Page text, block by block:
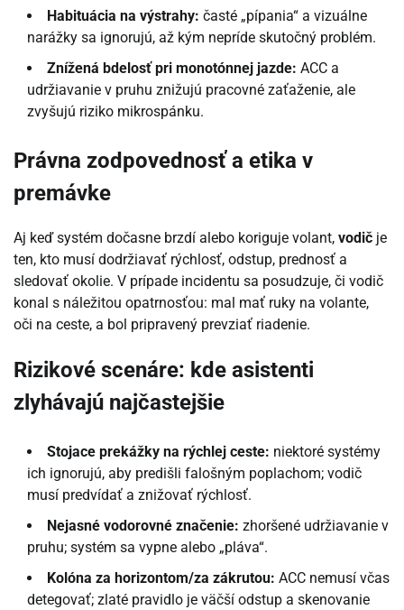
Habituácia na výstrahy: časté „pípania“ a vizuálne
narážky sa ignorujú, až kým nepríde skutočný problém.
Znížená bdelosť pri monotónnej jazde: ACC a
udržiavanie v pruhu znižujú pracovné zaťaženie, ale
zvyšujú riziko mikrospánku.
Právna zodpovednosť a etika v
premávke
Aj keď systém dočasne brzdí alebo koriguje volant, vodič je
ten, kto musí dodržiavať rýchlosť, odstup, prednosť a
sledovať okolie. V prípade incidentu sa posudzuje, či vodič
konal s náležitou opatrnosťou: mal mať ruky na volante,
oči na ceste, a bol pripravený prevziať riadenie.
Rizikové scenáre: kde asistenti
zlyhávajú najčastejšie
Stojace prekážky na rýchlej ceste: niektoré systémy
ich ignorujú, aby predišli falošným poplachom; vodič
musí predvídať a znižovať rýchlosť.
Nejasné vodorovné značenie: zhoršené udržiavanie v
pruhu; systém sa vypne alebo „pláva“.
Kolóna za horizontom/za zákrutou: ACC nemusí včas
detegovať; zlaté pravidlo je väčší odstup a skenovanie